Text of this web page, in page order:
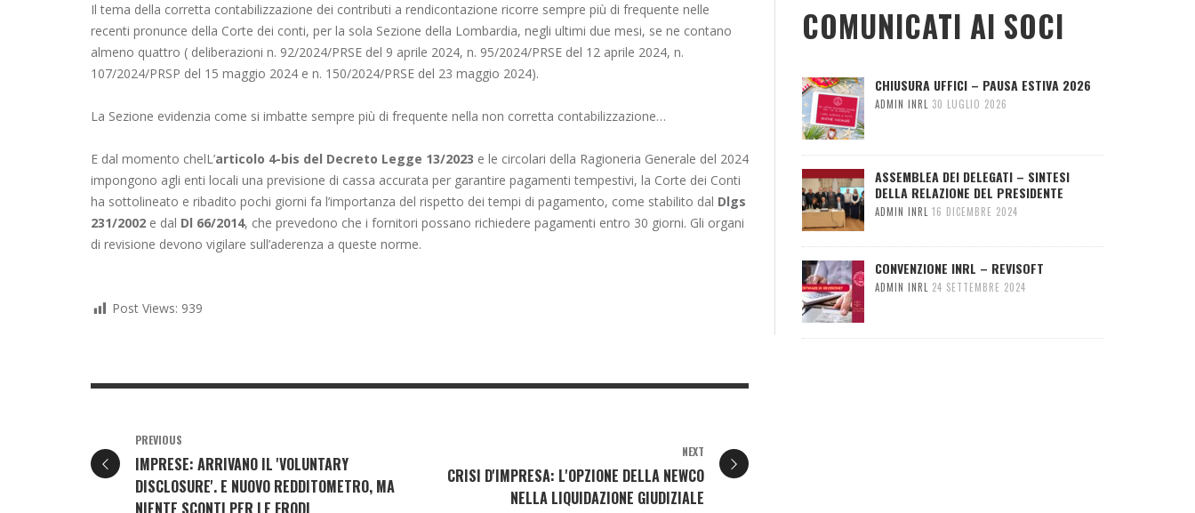
Il tema della corretta contabilizzazione dei contributi a rendicontazione ricorre sempre più di frequente nelle
recenti pronunce della Corte dei conti, per la sola Sezione della Lombardia, negli ultimi due mesi, se ne contano
almeno quattro ( deliberazioni n. 92/2024/PRSE del 9 aprile 2024, n. 95/2024/PRSE del 12 aprile 2024, n.
107/2024/PRSP del 15 maggio 2024 e n. 150/2024/PRSE del 23 maggio 2024).
La Sezione evidenzia come si imbatte sempre più di frequente nella non corretta contabilizzazione…
E dal momento chelL’articolo 4-bis del Decreto Legge 13/2023 e le circolari della Ragioneria Generale del 2024
impongono agli enti locali una previsione di cassa accurata per garantire pagamenti tempestivi, la Corte dei Conti
ha sottolineato e ribadito pochi giorni fa l’importanza del rispetto dei tempi di pagamento, come stabilito dal Dlgs
231/2002 e dal Dl 66/2014, che prevedono che i fornitori possano richiedere pagamenti entro 30 giorni. Gli organi
di revisione devono vigilare sull’aderenza a queste norme.
Post Views: 939
PREVIOUS
IMPRESE: ARRIVANO IL 'VOLUNTARY
DISCLOSURE'. E NUOVO REDDITOMETRO, MA
NEXT
CRISI D'IMPRESA: L'OPZIONE DELLA NEWCO
NELLA LIQUIDAZIONE GIUDIZIALE
COMUNICATI AI SOCI
CHIUSURA UFFICI – PAUSA ESTIVA 2026
ADMIN INRL 30 LUGLIO 2026
ASSEMBLEA DEI DELEGATI – SINTESI
DELLA RELAZIONE DEL PRESIDENTE
ADMIN INRL 16 DICEMBRE 2024
CONVENZIONE INRL – REVISOFT
ADMIN INRL 24 SETTEMBRE 2024